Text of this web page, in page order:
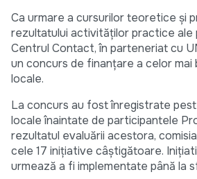
Ca urmare a cursurilor teoretice și
rezultatului activităților practice ale
Centrul Contact, în parteneriat cu
un concurs de finanțare a celor mai
locale.
La concurs au fost înregistrate
locale înaintate de participantele
rezultatul evaluării acestora,
cele 17 inițiative câștigătoare.
urmează a fi implementate până la